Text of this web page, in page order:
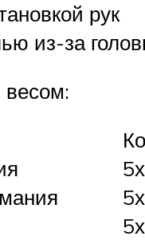
рук
из-за
весом: